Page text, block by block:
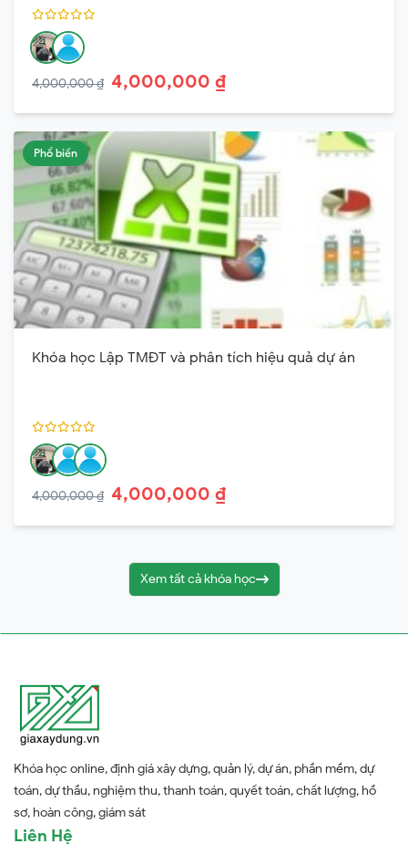
4,000,000 ₫ 4,000,000 ₫
Phổ biến
Khóa học Lập TMĐT và phân tích hiệu quả dự án
4,000,000 ₫ 4,000,000 ₫
Xem tất cả khóa học
Khóa học online, định giá xây dựng, quản lý, dự án, phần mềm, dự
toán, dự thầu, nghiệm thu, thanh toán, quyết toán, chất lượng, hồ
sơ, hoàn công, giám sát
Liên Hệ